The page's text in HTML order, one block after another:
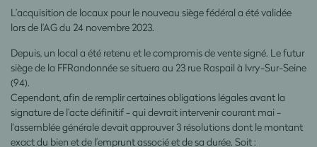
L’acquisition de locaux pour le nouveau siège fédéral a été validée
lors de l’AG du 24 novembre 2023.
Depuis, un local a été retenu et le compromis de vente signé. Le futur
siège de la FFRandonnée se situera au 23 rue Raspail à Ivry-Sur-Seine
(94).
Cependant, afin de remplir certaines obligations légales avant la
signature de l’acte définitif - qui devrait intervenir courant mai -
l’assemblée générale devait approuver 3 résolutions dont le montant
exact du bien et de l’emprunt associé et de sa durée. Soit :